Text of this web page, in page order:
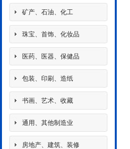
矿产、石油、化工
珠宝、首饰、化妆品
医药、医器、保健品
包装、印刷、造纸
书画、艺术、收藏
通用、其他制造业
房地产、建筑、装修